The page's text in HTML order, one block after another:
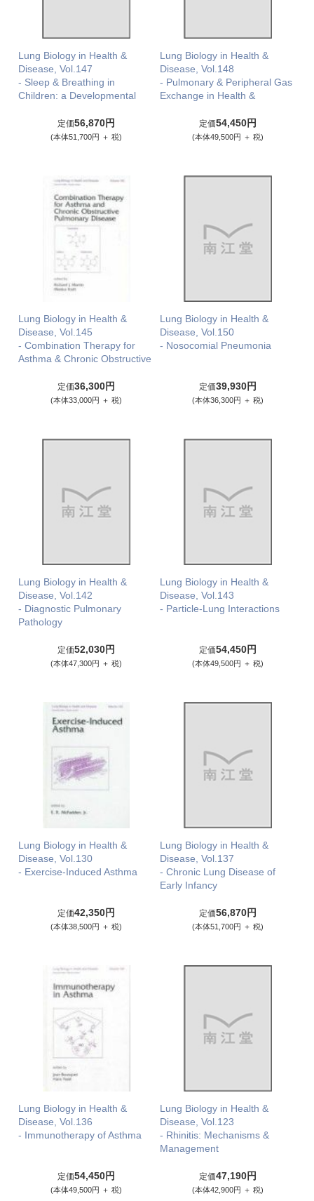
Lung Biology in Health &
Disease, Vol.147
- Sleep & Breathing in
Children: a Developmental
定価56,870円
(本体51,700円 ＋ 税)
Lung Biology in Health &
Disease, Vol.148
- Pulmonary & Peripheral Gas
Exchange in Health &
定価54,450円
(本体49,500円 ＋ 税)
Lung Biology in Health &
Disease, Vol.145
- Combination Therapy for
Asthma & Chronic Obstructive
定価36,300円
(本体33,000円 ＋ 税)
Lung Biology in Health &
Disease, Vol.150
- Nosocomial Pneumonia
定価39,930円
(本体36,300円 ＋ 税)
Lung Biology in Health &
Disease, Vol.142
- Diagnostic Pulmonary
Pathology
定価52,030円
(本体47,300円 ＋ 税)
Lung Biology in Health &
Disease, Vol.143
- Particle-Lung Interactions
定価54,450円
(本体49,500円 ＋ 税)
Lung Biology in Health &
Disease, Vol.130
- Exercise-Induced Asthma
定価42,350円
(本体38,500円 ＋ 税)
Lung Biology in Health &
Disease, Vol.137
- Chronic Lung Disease of
Early Infancy
定価56,870円
(本体51,700円 ＋ 税)
Lung Biology in Health &
Disease, Vol.136
- Immunotherapy of Asthma
定価54,450円
(本体49,500円 ＋ 税)
Lung Biology in Health &
Disease, Vol.123
- Rhinitis: Mechanisms &
Management
定価47,190円
(本体42,900円 ＋ 税)